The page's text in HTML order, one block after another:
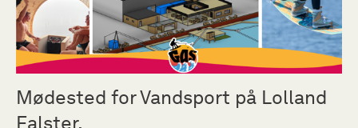
Mødested for Vandsport på Lolland
Falster.